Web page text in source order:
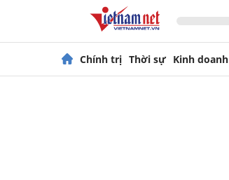
Chính trị Thời sự Kinh doanh